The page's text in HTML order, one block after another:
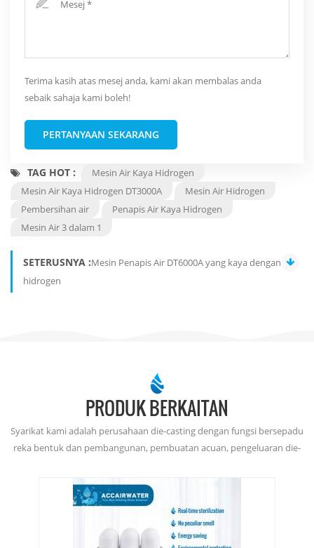
Terima kasih atas mesej anda, kami akan membalas anda
sebaik sahaja kami boleh!
PERTANYAAN SEKARANG
TAG HOT :
Mesin Air Kaya Hidrogen
Mesin Air Kaya Hidrogen DT3000A
Mesin Air Hidrogen
Pembersihan air
Penapis Air Kaya Hidrogen
Mesin Air 3 dalam 1
SETERUSNYA :Mesin Penapis Air DT6000A yang kaya dengan
hidrogen
PRODUK BERKAITAN
Syarikat kami adalah perusahaan die-casting dengan fungsi bersepadu
reka bentuk dan pembangunan, pembuatan acuan, pengeluaran die-